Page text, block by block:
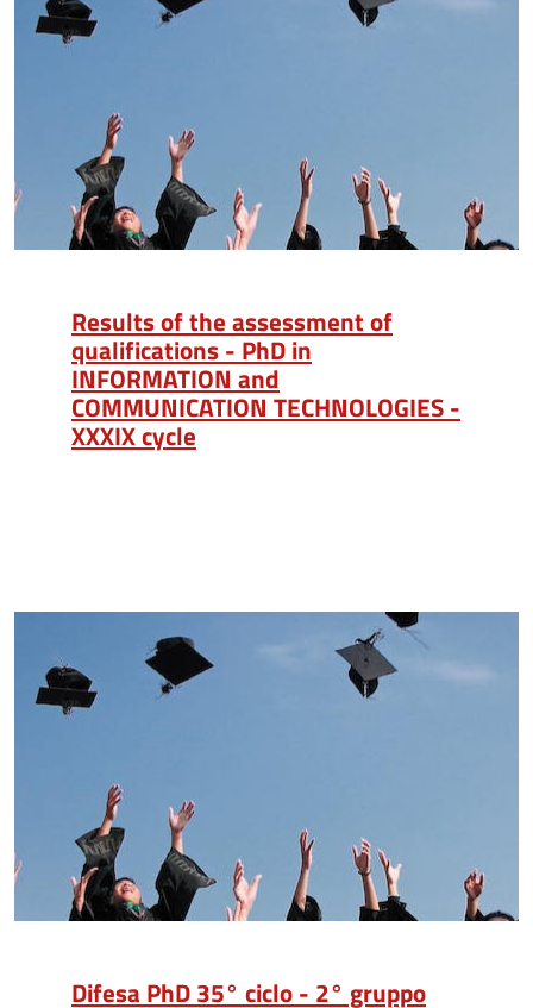
Results of the assessment of
qualifications - PhD in
INFORMATION and
COMMUNICATION TECHNOLOGIES -
XXXIX cycle
Difesa PhD 35° ciclo - 2° gruppo